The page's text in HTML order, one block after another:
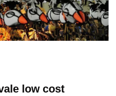
low cost